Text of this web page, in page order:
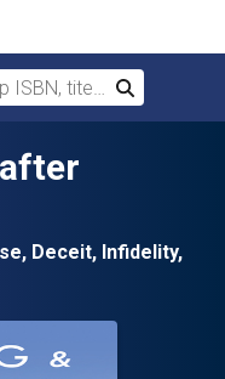
titel of auteur
Zoek
Deceit, Infidelity,